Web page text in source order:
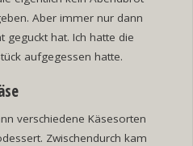
Aber immer nur dann
geguckt hat. Ich hatte die
aufgegessen hatte.
verschiedene Käsesorten
Zwischendurch kam